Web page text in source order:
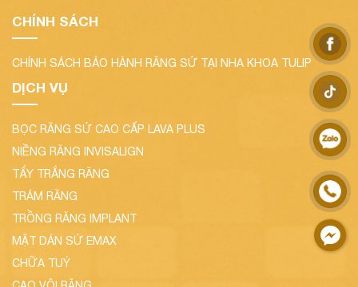
CHÍNH SÁCH
CHÍNH SÁCH BẢO HÀNH RĂNG SỨ TẠI NHA KHOA TULIP
DỊCH VỤ
BỌC RĂNG SỨ CAO CẤP LAVA PLUS
NIỀNG RĂNG INVISALIGN
TẨY TRẮNG RĂNG
TRÁM RĂNG
TRỒNG RĂNG IMPLANT
MẶT DÁN SỨ EMAX
CHỮA TUỶ